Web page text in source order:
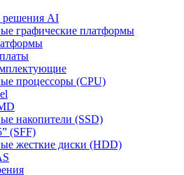
решения AI
графические платформы
процессоры (CPU)
накопители (SSD)
(SFF)
жесткие диски (HDD)